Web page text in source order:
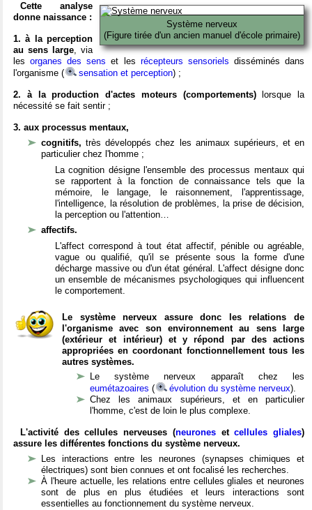
Système nerveux
(Figure tirée d'un ancien manuel d'école primaire)
Cette analyse
donne naissance :
1. à la perception
au sens large, via
lesorganes des sens et les récepteurs sensoriels disséminés dans
l'organisme (
sensation et perception) ;
2. à la production d'actes moteurs (comportements)lorsque la
nécessité se fait sentir ;
3. aux processus mentaux,
cognitifs,très développés chez les animaux supérieurs, et en
particulier chez l'homme ;
La cognition désigne l'ensemble des processus mentaux qui
se rapportent à la fonction de connaissance tels que la
mémoire, le langage, le raisonnement, l'apprentissage,
l'intelligence, la résolution de problèmes, la prise de décision,
la perception ou l'attention…
affectifs.
L'affect correspond à tout état affectif, pénible ou agréable,
vague ou qualifié, qu'il se présente sous la forme d'une
décharge massive ou d'un état général. L'affect désigne donc
un ensemble de mécanismes psychologiques qui influencent
le comportement.
Le système nerveux assure donc les relations de
l'organisme avec son environnement au sens large
(extérieur et intérieur) et y répond par des actions
appropriées en coordonant fonctionnellement tous les
autres systèmes.
Le système nerveux apparaît chez les
eumétazoaires ( évolution du système nerveux).
Chez les animaux supérieurs, et en particulier
l'homme, c'est de loin le plus complexe.
L'activité des cellules nerveuses (neuronesetcellules gliales)
assure les différentes fonctions du système nerveux.
Les interactions entre les neurones (synapses chimiques et
électriques) sont bien connues et ont focalisé les recherches.
À l'heure actuelle, les relations entre cellules gliales et neurones
sont de plus en plus étudiées et leurs interactions sont
essentielles au fonctionnement du système nerveux.